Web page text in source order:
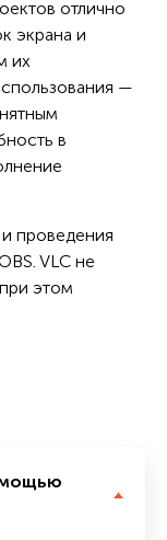
отлично
экрана и
их
—
в
проведения
VLC не
этом